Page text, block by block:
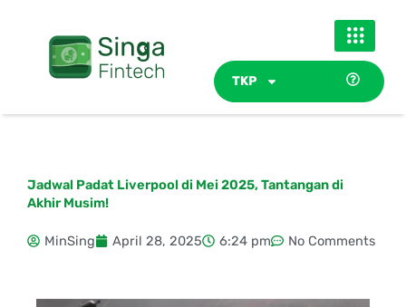
TKP
Jadwal Padat Liverpool di Mei 2025, Tantangan di
Akhir Musim!
MinSing April 28, 2025 6:24 pm No Comments